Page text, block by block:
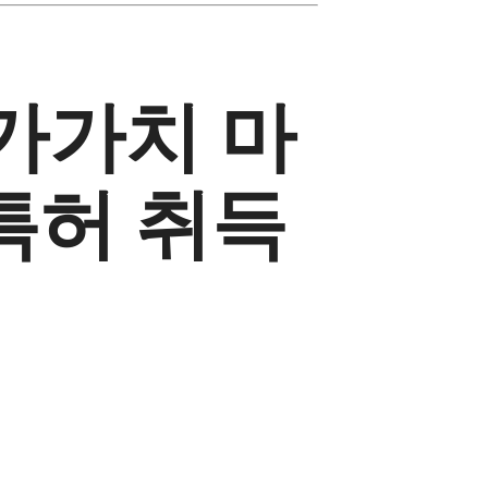
가치 마
허 취득